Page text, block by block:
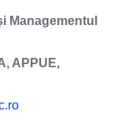
Managementul
APPUE,